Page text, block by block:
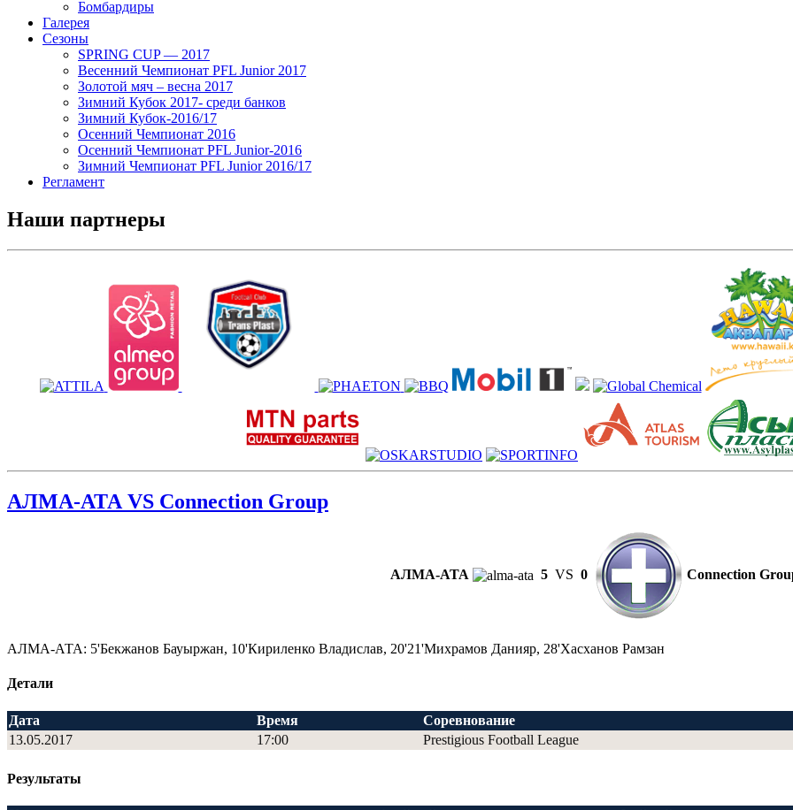
Бомбардиры
Галерея
Сезоны
SPRING CUP — 2017
Весенний Чемпионат PFL Junior 2017
Золотой мяч – весна 2017
Зимний Кубок 2017- среди банков
Зимний Кубок-2016/17
Осенний Чемпионат 2016
Осенний Чемпионат PFL Junior-2016
Зимний Чемпионат PFL Junior 2016/17
Регламент
Наши партнеры
АЛМА-АТА VS Connection Group
АЛМА-АТА 5 VS 0 Connection
АЛМА-АТА: 5'Бекжанов Бауыржан, 10'Кириленко Владислав, 20'21'Михрамов Данияр, 28'Хасханов Рамзан
Детали
Дата Время
Соревнование
13.05.2017
17:00 Prestigious Football League
Результаты